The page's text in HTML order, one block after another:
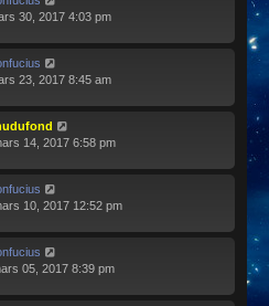
30, 2017 4:03 pm
23, 2017 8:45 am
14, 2017 6:58 pm
10, 2017 12:52 pm
05, 2017 8:39 pm